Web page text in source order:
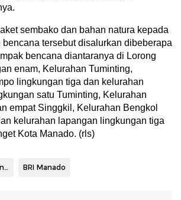
sembako dan bahan natura kepada
bencana tersebut disalurkan dibeberapa
bencana diantaranya di Lorong
enam, Kelurahan Tuminting,
lingkungan tiga dan kelurahan
satu Tuminting, Kelurahan
empat Singgkil, Kelurahan Bengkol
kelurahan lapangan lingkungan tiga
Kota Manado. (rls)
Banjir dan tanah Longsor BRI Manado